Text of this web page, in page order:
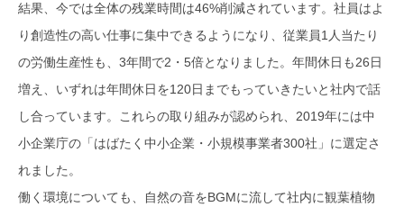
結果、今では全体の残業時間は46%削減されています。社員はよ
り創造性の高い仕事に集中できるようになり、従業員1人当たり
の労働生産性も、3年間で2・5倍となりました。年間休日も26日
増え、いずれは年間休日を120日までもっていきたいと社内で話
し合っています。これらの取り組みが認められ、2019年には中
小企業庁の「はばたく中小企業・小規模事業者300社」に選定さ
れました。
働く環境についても、自然の音をBGMに流して社内に観葉植物